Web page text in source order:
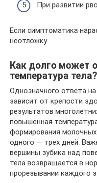
При развитии
Если симптоматика
неотложку.
Как долго может
температура тела?
Однозначного ответа
зависит от крепости
результатов
повышенная
формирования молочных
одного — трех дней.
вершины зубика над
тела возвращается в
прорезывании каждого